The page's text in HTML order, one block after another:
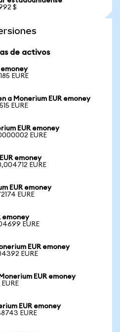
$
de activos
emoney
EURE
a Monerium EUR emoney
EURE
EUR emoney
EURE
emoney
EURE
EUR emoney
EURE
emoney
EURE
EUR emoney
EURE
EUR emoney
EUR emoney
EURE